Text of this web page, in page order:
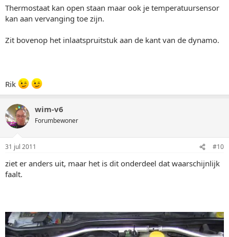
Thermostaat kan open staan maar ook je temperatuursensor
kan aan vervanging toe zijn.
Zit bovenop het inlaatspruitstuk aan de kant van de dynamo.
Rik
wim-v6
Forumbewoner
31 jul 2011 #10
ziet er anders uit, maar het is dit onderdeel dat waarschijnlijk
faalt.